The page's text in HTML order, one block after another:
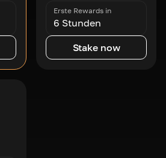
Erste Rewards in
6 Stunden
Stake now